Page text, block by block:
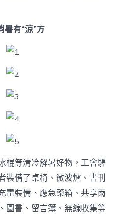
暑有“涼”方
棍等清冷解暑好物，工會驛
裝備了桌椅、微波爐、書刊
電裝備、應急藥箱、共享雨
圖書、留言簿、無線收集等